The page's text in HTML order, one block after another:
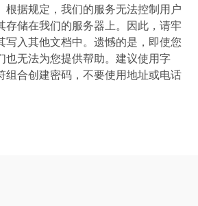
根据规定，我们的服务无法控制用户
存储在我们的服务器上。因此，请牢
写入其他文档中。遗憾的是，即使您
也无法为您提供帮助。建议使用字
组合创建密码，不要使用地址或电话